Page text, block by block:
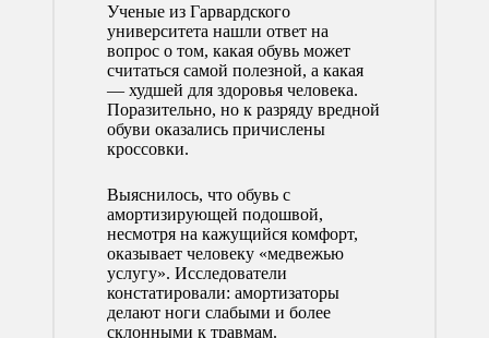
Ученые из Гарвардского
университета нашли ответ на
вопрос о том, какая обувь может
считаться самой полезной, а какая
— худшей для здоровья человека.
Поразительно, но к разряду вредной
обуви оказались причислены
кроссовки.
Выяснилось, что обувь с
амортизирующей подошвой,
несмотря на кажущийся комфорт,
оказывает человеку «медвежью
услугу». Исследователи
констатировали: амортизаторы
делают ноги слабыми и более
склонными к травмам.